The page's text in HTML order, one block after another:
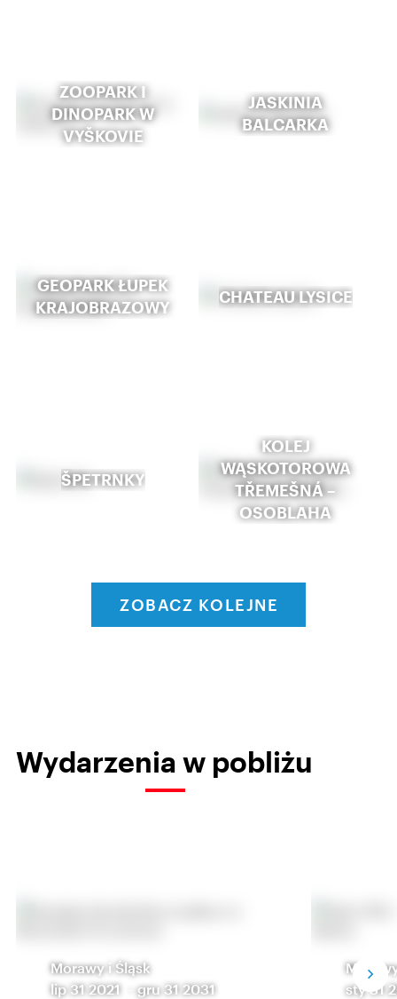
ZOOPARK I
DINOPARK W
VYŠKOVIE
JASKINIA
BALCARKA
GEOPARK ŁUPEK
KRAJOBRAZOWY
CHATEAU LYSICE
ŠPETRNKY
KOLEJ
WĄSKOTOROWA
TŘEMEŠNÁ –
OSOBLAHA
ZOBACZ KOLEJNE
Wydarzenia w pobliżu
Morawy i Śląsk
lip 31 2021
-gru 31 2031
sty 31